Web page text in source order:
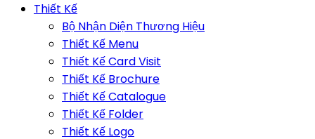
Thiết Kế
Bộ Nhận Diện Thương Hiệu
Thiết Kế Menu
Thiết Kế Card Visit
Thiết Kế Brochure
Thiết Kế Catalogue
Thiết Kế Folder
Thiết Kế Logo